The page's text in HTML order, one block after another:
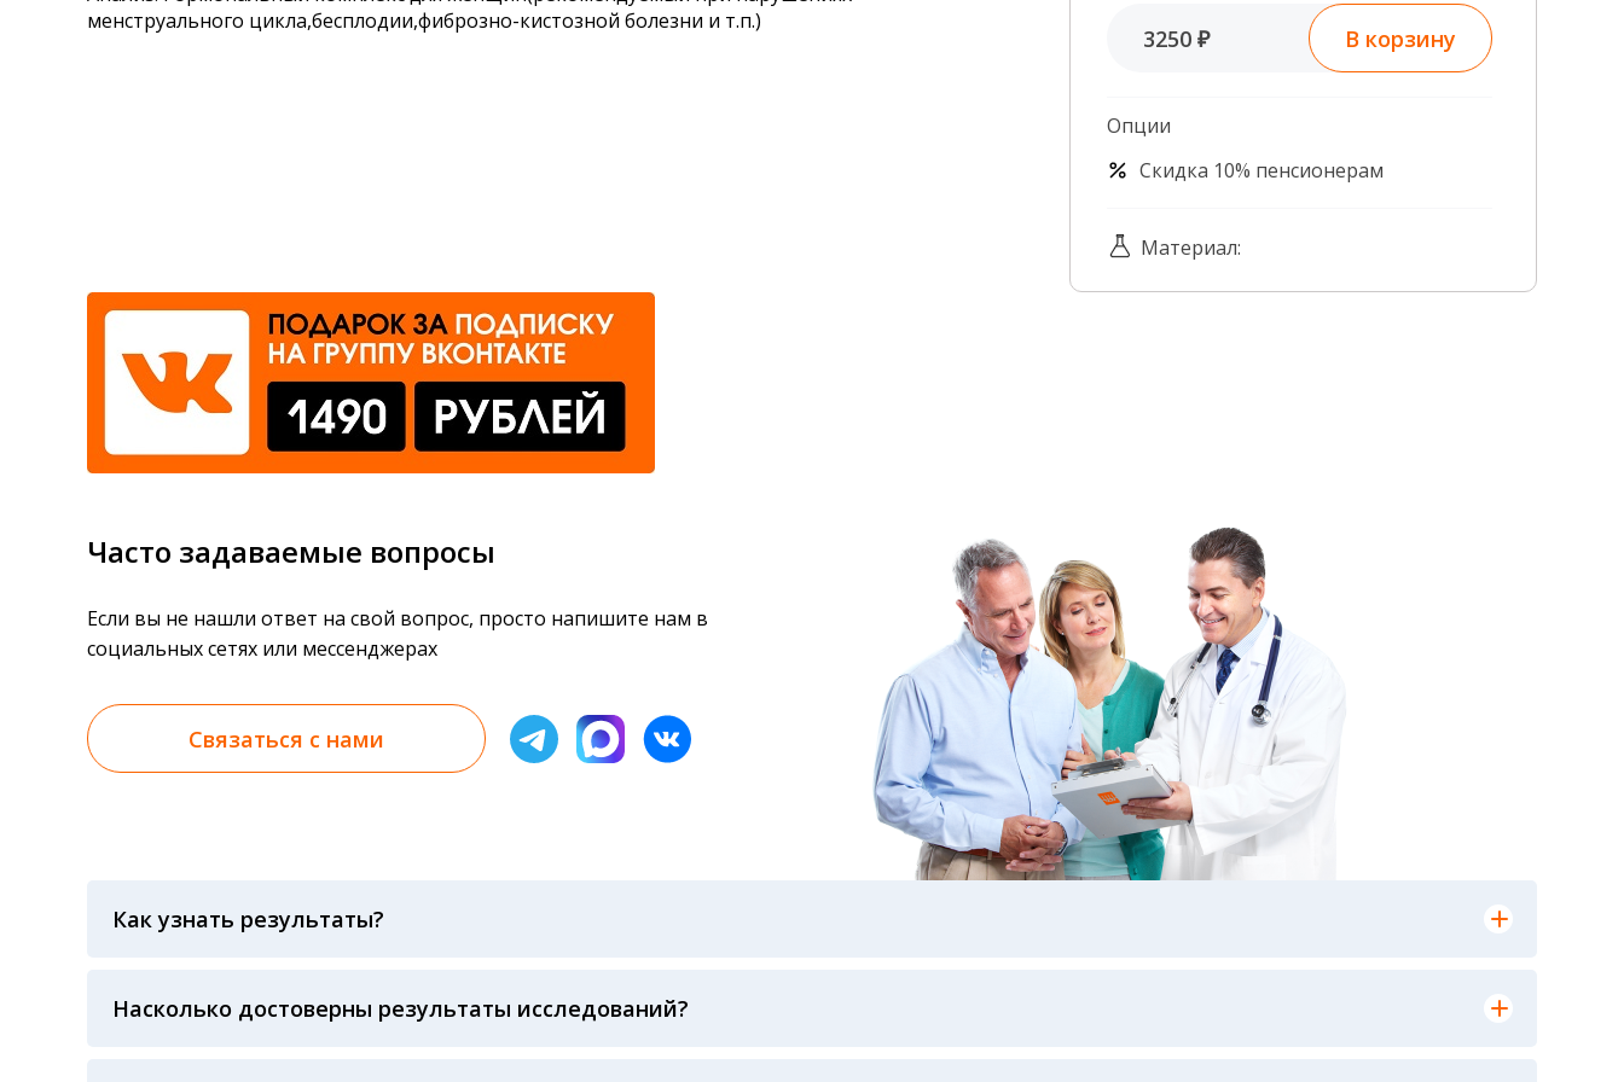
Где сдать
Контроль качества
менструального цикла,бесплодии,фиброзно-кистозной болезни и т.п.)
3250 ₽ В корзину
Опции
Скидка 10% пенсионерам
Материал:
Часто задаваемые вопросы
Если вы не нашли ответ на свой вопрос, просто напишите нам в
социальных сетях или мессенджерах
Связаться с нами
Как узнать результаты?
анализов при предъявлении паспорта или чека об оплате
Насколько достоверны результаты исследований?
Гарантия качества лабораторных тестов обеспечивается соблюдением международных стандартов выполнения лабораторных исследований и